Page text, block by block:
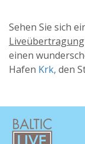
Sehen Sie sich
Liveübertragung
einen
Hafen Krk, den